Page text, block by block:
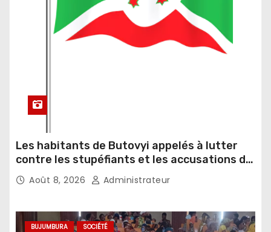
Les habitants de Butovyi appelés à lutter
contre les stupéfiants et les accusations de
sorcellerie
Août 8, 2026 Administrateur
BUJUMBURA SOCIÉTÉ